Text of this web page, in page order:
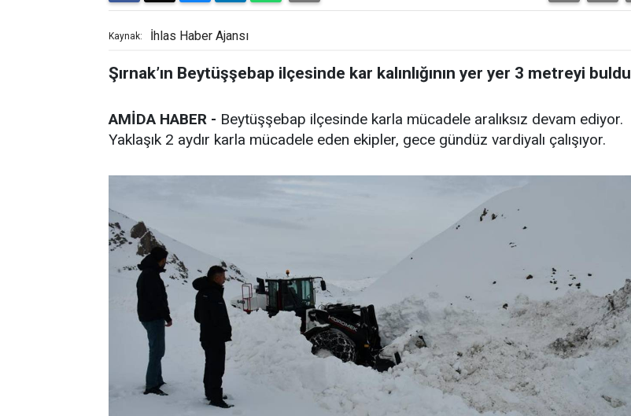
Kaynak: İhlas Haber Ajansı
Şırnak’ın Beytüşşebap ilçesinde kar kalınlığının yer yer 3 metreyi buldu
AMİDA HABER - Beytüşşebap ilçesinde karla mücadele aralıksız devam ediyor.
Yaklaşık 2 aydır karla mücadele eden ekipler, gece gündüz vardiyalı çalışıyor.